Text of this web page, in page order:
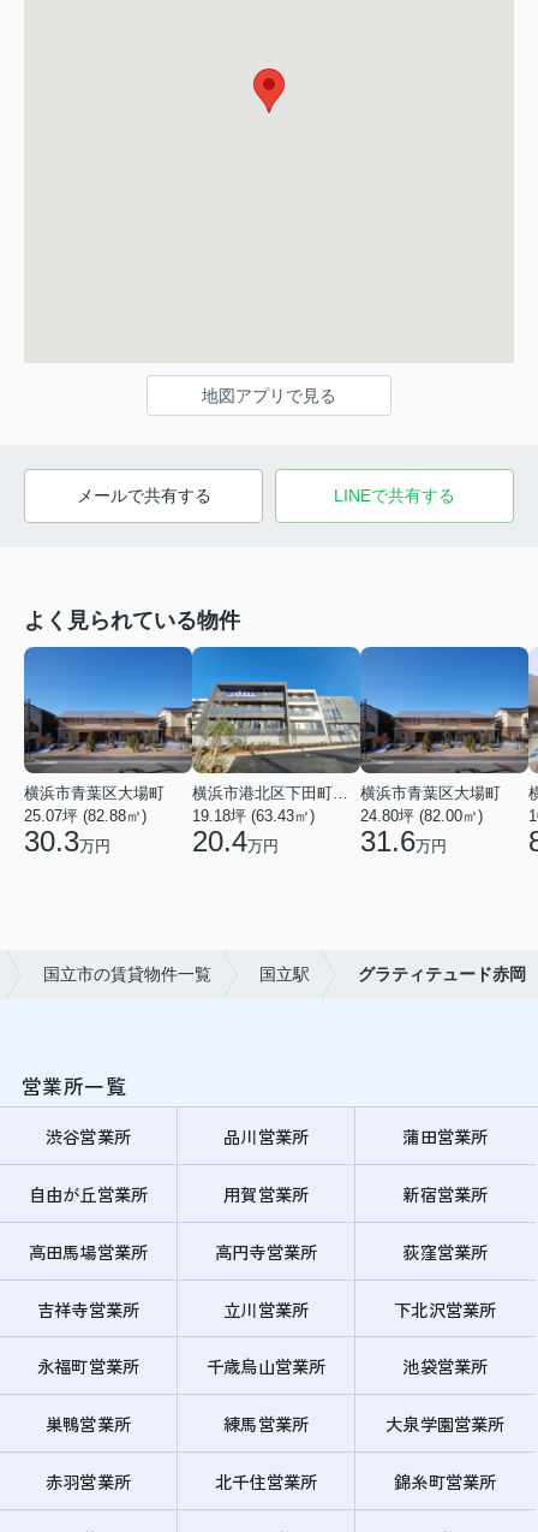
地図アプリで見る
メールで共有する LINEで共有する
よく見られている物件
横浜市青葉区大場町
25.07坪 (82.88㎡)
30.3万円
19.18坪 (63.43㎡)
20.4万円
横浜市青葉区大場町
24.80坪 (82.00㎡)
31.6万円
国立市の賃貸物件一覧 国立駅 グラティテュード赤岡
営業所一覧
渋谷営業所 品川営業所 蒲田営業所
自由が丘営業所 用賀営業所 新宿営業所
高田馬場営業所 高円寺営業所 荻窪営業所
吉祥寺営業所 立川営業所 下北沢営業所
永福町営業所 千歳烏山営業所 池袋営業所
巣鴨営業所 練馬営業所 大泉学園営業所
赤羽営業所 北千住営業所 錦糸町営業所